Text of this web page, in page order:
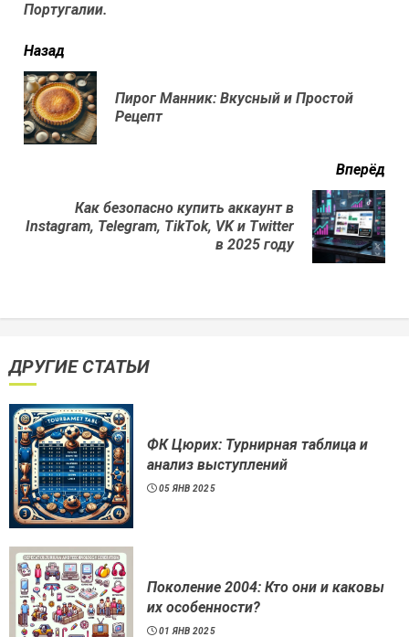
Португалии.
читать
еще
Назад
Пирог Манник: Вкусный и Простой
Рецепт
Вперёд
Next
Как безопасно купить аккаунт в
Instagram, Telegram, TikTok, VK и Twitter
в 2025 году
ДРУГИЕ СТАТЬИ
ФК Цюрих: Турнирная таблица и
анализ выступлений
05 ЯНВ 2025
Поколение 2004: Кто они и каковы
их особенности?
01 ЯНВ 2025